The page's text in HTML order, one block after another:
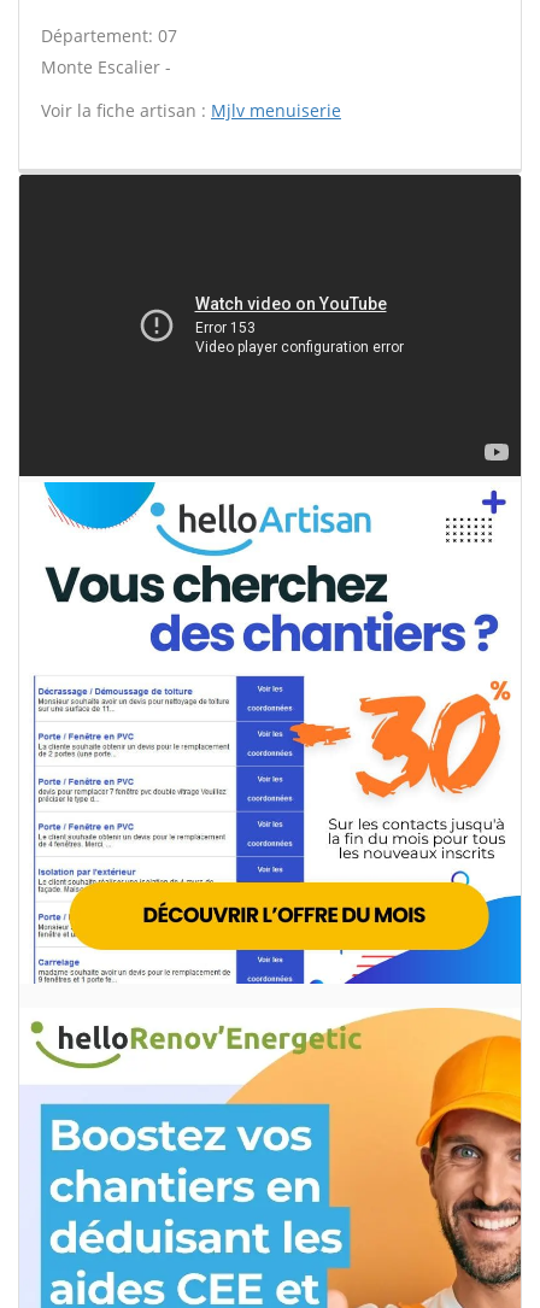
Département: 07
Monte Escalier -
Voir la fiche artisan : Mjlv menuiserie